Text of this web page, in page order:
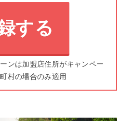
する
ンは加盟店住所がキャンペー
村の場合のみ適用